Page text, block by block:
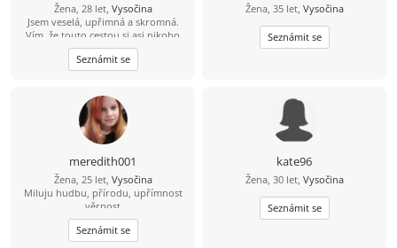
Žena, 28 let, Vysočina
Jsem veselá, upřimná a skromná.
Vím, že touto cestou si asi nikoho
nenajdu, ale za pokus to stojí. A
můžeme si aspoň pokecat.. Měl bys
být taky veselý a mít smysl pro
Seznámit se
Žena, 35 let, Vysočina
Seznámit se
meredith001
Žena, 25 let, Vysočina
Miluju hudbu, přírodu, upřímnost
věrnost
Seznámit se
kate96
Žena, 30 let, Vysočina
Seznámit se